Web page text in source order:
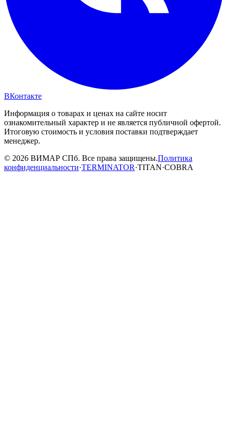
ВКонтакте
Информация о товарах и ценах на сайте носит
ознакомительный характер и не является публичной офертой.
Итоговую стоимость и условия поставки подтверждает
менеджер.
© 2026 ВИМАР СПб. Все права защищены.Политика
конфиденциальности·TERMINATOR·TITAN·COBRA